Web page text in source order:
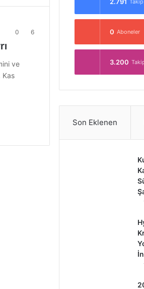
0 6
ve
Kas
Takip
0 Aboneler
3.200
Son Eklenen